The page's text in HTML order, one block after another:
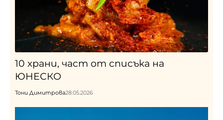
10 храни, част от списъка на
ЮНЕСКО
Тони Димитрова28.05.2026